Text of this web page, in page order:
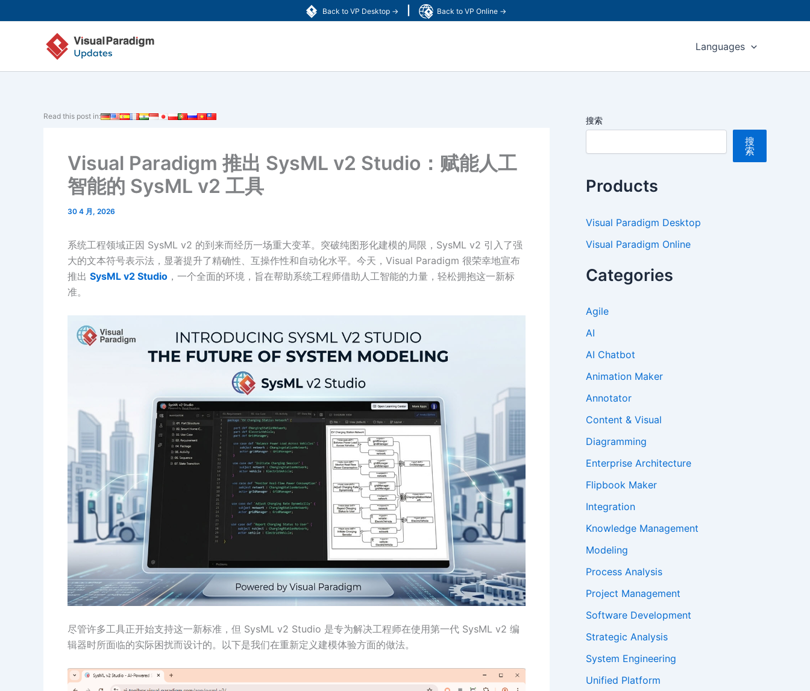
Back to VP Desktop → Back to VP Online →
至
Languages
Read this post in:
Visual Paradigm 推出 SysML v2 Studio：赋能人工
智能的 SysML v2 工具
30 4 月, 2026
系统工程领域正因 SysML v2 的到来而经历一场重大变革。突破纯图形化建模的局限，SysML v2 引入了强
大的文本符号表示法，显著提升了精确性、互操作性和自动化水平。今天，Visual Paradigm 很荣幸地宣布
推出 SysML v2 Studio ，一个全面的环境，旨在帮助系统工程师借助人工智能的力量，轻松拥抱这一新标
准。
尽管许多工具正开始支持这一新标准，但 SysML v2 Studio 是专为解决工程师在使用第一代 SysML v2 编
辑器时所面临的实际困扰而设计的。以下是我们在重新定义建模体验方面的做法。
搜索
搜
索
Products
Visual Paradigm Desktop
Visual Paradigm Online
Categories
Agile
AI
AI Chatbot
Animation Maker
Annotator
Content & Visual
Diagramming
Enterprise Architecture
Flipbook Maker
Integration
Knowledge Management
Modeling
Process Analysis
Project Management
Software Development
Strategic Analysis
System Engineering
Unified Platform